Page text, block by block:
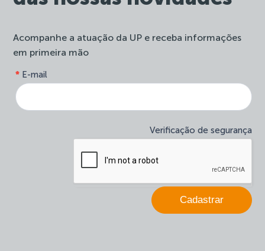
Acompanhe a atuação da UP e receba informações
em primeira mão
site-
newsletter
E-mail
*
Verificação de segurança
Cadastrar
você
é
humano,
este
campo
branco.